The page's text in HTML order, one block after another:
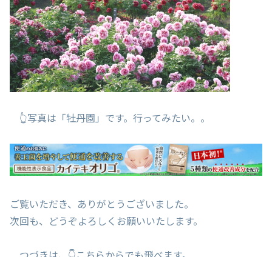
👆写真は「牡丹園」です。行ってみたい。。
ご覧いただき、ありがとうございました。
次回も、どうぞよろしくお願いいたします。